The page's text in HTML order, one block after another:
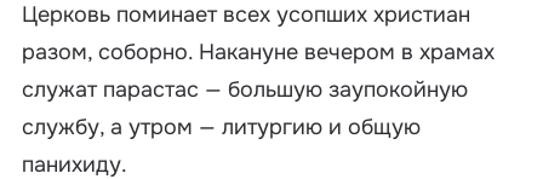
Церковь поминает всех усопших христиан
разом, соборно. Накануне вечером в храмах
служат парастас — большую заупокойную
службу, а утром — литургию и общую
панихиду.